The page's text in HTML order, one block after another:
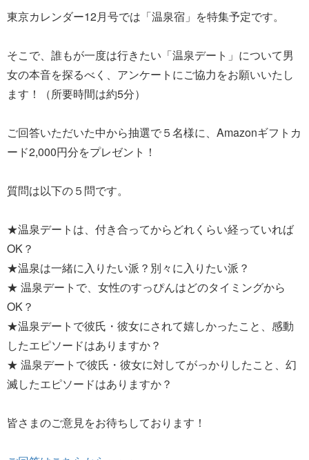
東京カレンダー12月号では「温泉宿」を特集予定です。
そこで、誰もが一度は行きたい「温泉デート」について男
女の本音を探るべく、アンケートにご協力をお願いいたし
ます！（所要時間は約5分）
ご回答いただいた中から抽選で５名様に、Amazonギフトカ
ード2,000円分をプレゼント！
質問は以下の５問です。
★温泉デートは、付き合ってからどれくらい経っていれば
OK？
★温泉は一緒に入りたい派？別々に入りたい派？
★ 温泉デートで、女性のすっぴんはどのタイミングから
OK？
★温泉デートで彼氏・彼女にされて嬉しかったこと、感動
したエピソードはありますか？
★ 温泉デートで彼氏・彼女に対してがっかりしたこと、幻
滅したエピソードはありますか？
皆さまのご意見をお待ちしております！